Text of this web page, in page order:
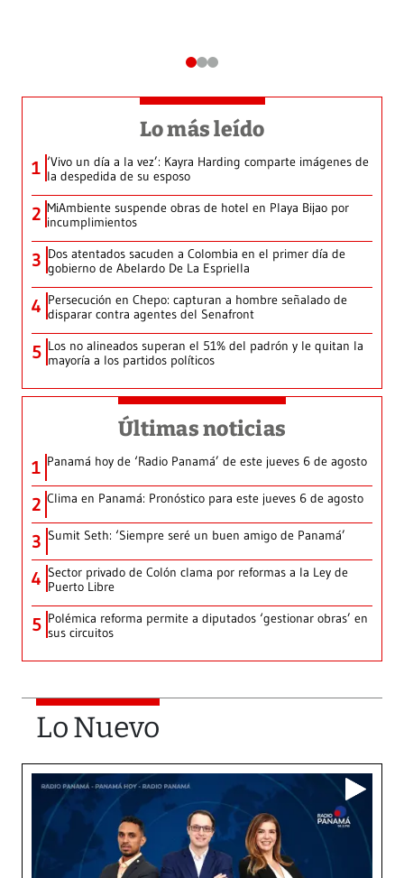
Lo más leído
1 ‘Vivo un día a la vez’: Kayra Harding comparte imágenes de
la despedida de su esposo
2 MiAmbiente suspende obras de hotel en Playa Bijao por
incumplimientos
3 Dos atentados sacuden a Colombia en el primer día de
gobierno de Abelardo De La Espriella
4 Persecución en Chepo: capturan a hombre señalado de
disparar contra agentes del Senafront
5 Los no alineados superan el 51% del padrón y le quitan la
mayoría a los partidos políticos
Últimas noticias
1 Panamá hoy de ‘Radio Panamá’ de este jueves 6 de agosto
2 Clima en Panamá: Pronóstico para este jueves 6 de agosto
3 Sumit Seth: ‘Siempre seré un buen amigo de Panamá’
4 Sector privado de Colón clama por reformas a la Ley de
Puerto Libre
5 Polémica reforma permite a diputados ‘gestionar obras’ en
sus circuitos
Lo Nuevo